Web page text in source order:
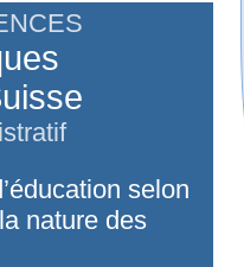
selon
nature des